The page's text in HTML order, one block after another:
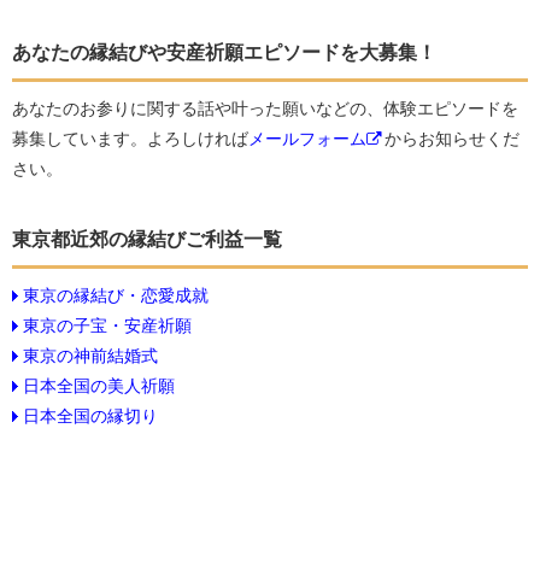
あなたの縁結びや安産祈願エピソードを大募集！
あなたのお参りに関する話や叶った願いなどの、体験エピソードを
募集しています。よろしければメールフォーム
からお知らせくだ
さい。
東京都近郊の縁結びご利益一覧
東京の縁結び・恋愛成就
東京の子宝・安産祈願
東京の神前結婚式
日本全国の美人祈願
日本全国の縁切り